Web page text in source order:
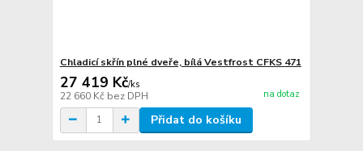
Chladicí skřín plné dveře, bílá Vestfrost CFKS 471
27 419 Kč/ks
22 660 Kč bez DPH na dotaz
Přidat do košíku